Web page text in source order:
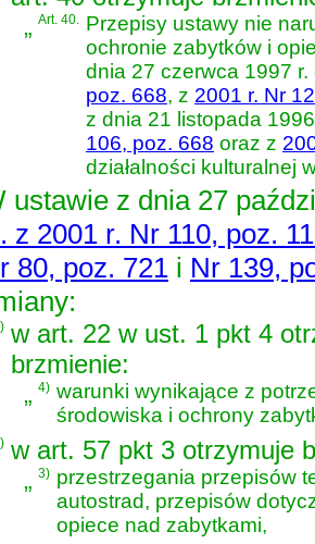
„Art. 40. Przepisy ustawy nie
ochronie zabytków i
dnia 27 czerwca 1997
poz. 668, z 2001 r. Nr
z dnia 21 listopada
106, poz. 668 oraz z
działalności kulturalnej
ustawie z dnia 27
z 2001 r. Nr 110, poz.
80, poz. 721 i Nr 139,
w art. 22 w ust. 1 pkt 4
brzmienie:
„4) warunki wynikające z
środowiska i ochrony
w art. 57 pkt 3 otrzymuje
„3) przestrzegania przepisów
autostrad, przepisów
opiece nad zabytkami,